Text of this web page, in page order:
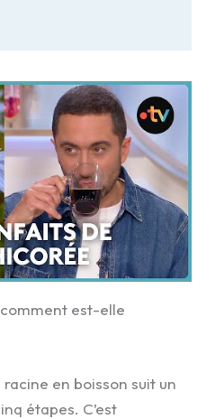
est-elle
en boisson suit un
étapes. C’est